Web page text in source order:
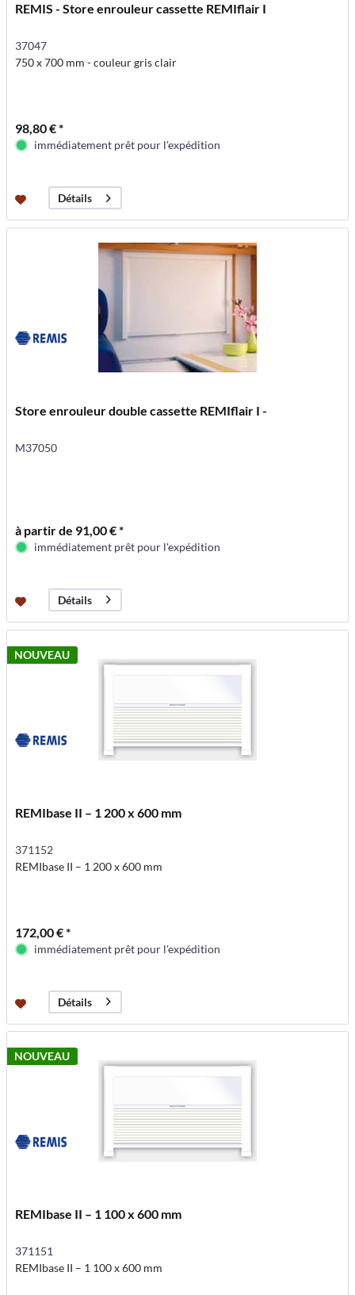
REMIS - Store enrouleur cassette REMIflair I
37047
750 x 700 mm - couleur gris clair
98,80 € *
immédiatement prêt pour l'expédition
Détails
Store enrouleur double cassette REMIflair I -
M37050
à partir de 91,00 € *
immédiatement prêt pour l'expédition
Détails
NOUVEAU
REMIbase II – 1 200 x 600 mm
371152
REMIbase II – 1 200 x 600 mm
172,00 € *
immédiatement prêt pour l'expédition
Détails
NOUVEAU
REMIbase II – 1 100 x 600 mm
371151
REMIbase II – 1 100 x 600 mm